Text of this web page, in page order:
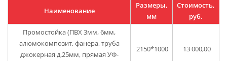
Наименование
Размеры,
мм
Стоимость,
руб.
Промостойка (ПВХ 3мм, 6мм,
алюмокомпозит, фанера, труба
джокерная д.25мм, прямая УФ-
2150*1000 13 000,00